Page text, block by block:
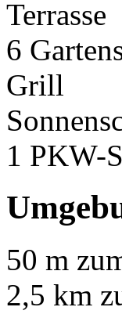
Terrasse
6
Grill
1 PKW-
50 m
2,5 km